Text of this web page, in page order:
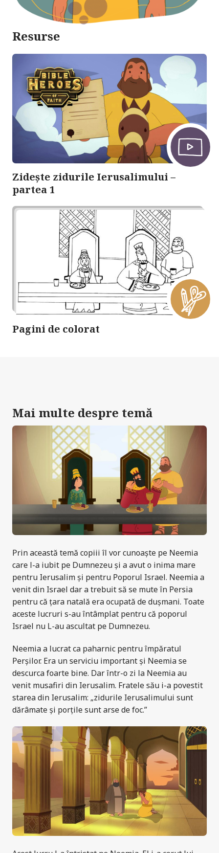
Resurse
Zidește zidurile Ierusalimului –
partea 1
Pagini de colorat
Mai multe despre temă
Prin această temă copiii îl vor cunoaște pe Neemia
care l-a iubit pe Dumnezeu și a avut o inima mare
pentru Ierusalim și pentru Poporul Israel. Neemia a
venit din Israel dar a trebuit să se mute în Persia
pentru că țara natală era ocupată de dușmani. Toate
aceste lucruri s-au întâmplat pentru că poporul
Israel nu L-au ascultat pe Dumnezeu.
Neemia a lucrat ca paharnic pentru împăratul
Perșilor. Era un serviciu important și Neemia se
descurca foarte bine. Dar într-o zi la Neemia au
venit musafiri din Ierusalim. Fratele său i-a povestit
starea din Ierusalim: „zidurile Ierusalimului sunt
dărâmate şi porţile sunt arse de foc.”